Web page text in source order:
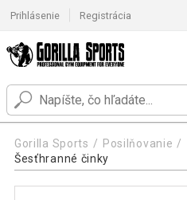
Prihlásenie Registrácia
Gorilla Sports Posilňovanie
Šesťhranné činky